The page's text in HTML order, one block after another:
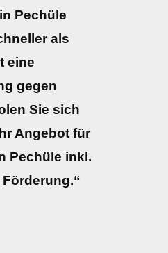
Pechüle
als
eine
gegen
Sie sich
Angebot für
Pechüle inkl.